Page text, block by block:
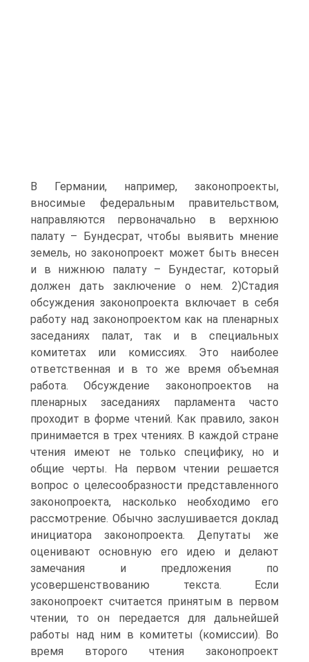
В Германии, например, законопроекты,
вносимые федеральным правительством,
направляются первоначально в верхнюю
палату – Бундесрат, чтобы выявить мнение
земель, но законопроект может быть внесен
и в нижнюю палату – Бундестаг, который
должен дать заключение о нем. 2)Стадия
обсуждения законопроекта включает в себя
работу над законопроектом как на пленарных
заседаниях палат, так и в специальных
комитетах или комиссиях. Это наиболее
ответственная и в то же время объемная
работа. Обсуждение законопроектов на
пленарных заседаниях парламента часто
проходит в форме чтений. Как правило, закон
принимается в трех чтениях. В каждой стране
чтения имеют не только специфику, но и
общие черты. На первом чтении решается
вопрос о целесообразности представленного
законопроекта, насколько необходимо его
рассмотрение. Обычно заслушивается доклад
инициатора законопроекта. Депутаты же
оценивают основную его идею и делают
замечания и предложения по
усовершенствованию текста. Если
законопроект считается принятым в первом
чтении, то он передается для дальнейшей
работы над ним в комитеты (комиссии). Во
время второго чтения законопроект